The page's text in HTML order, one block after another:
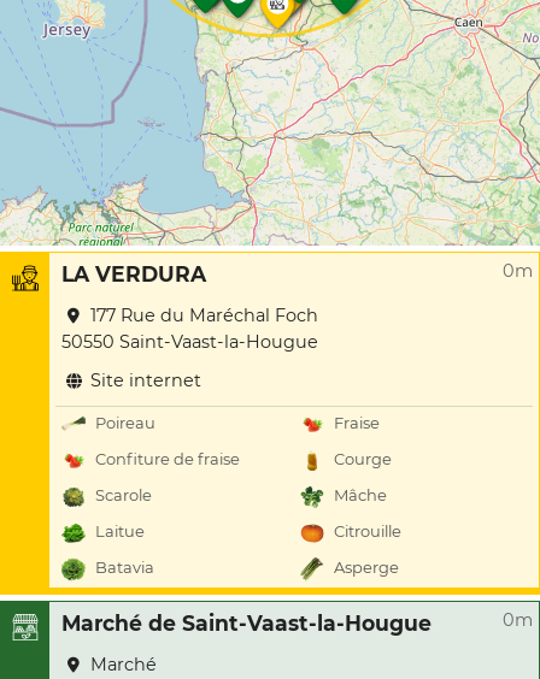
LA VERDURA 0m
177 Rue du Maréchal Foch
50550 Saint-Vaast-la-Hougue
Site internet
Poireau
Fraise
Confiture de fraise
Courge
Scarole
Mâche
Laitue
Citrouille
Batavia
Asperge
Marché de Saint-Vaast-la-Hougue 0m
Marché